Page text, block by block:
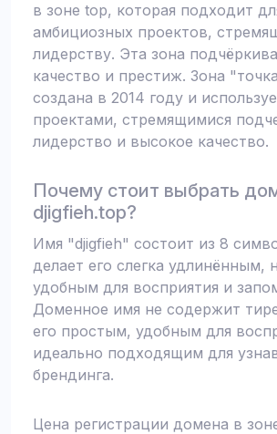
в зоне top, которая подходит
амбициозных проектов,
лидерству. Эта зона
качество и престиж. Зона
создана в 2014 году и
проектами, стремящимися
лидерство и высокое качество.
Почему стоит выбрать
djigfieh.top?
Имя "djigfieh" состоит из 8
делает его слегка удлинённым,
удобным для восприятия и
Доменное имя не содержит
его простым, удобным для
идеально подходящим для
брендинга.
Цена регистрации домена в